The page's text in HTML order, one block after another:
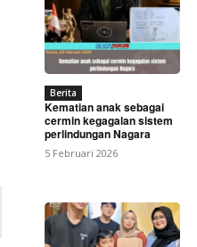
Berita
Kematian anak sebagai
cermin kegagalan sistem
perlindungan Nagara
5 Februari 2026